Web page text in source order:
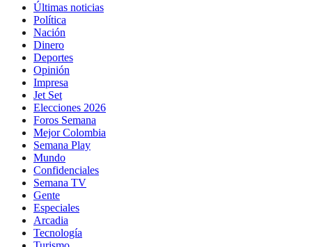
Últimas noticias
Política
Nación
Dinero
Deportes
Opinión
Impresa
Jet Set
Elecciones 2026
Foros Semana
Mejor Colombia
Semana Play
Mundo
Confidenciales
Semana TV
Gente
Especiales
Arcadia
Tecnología